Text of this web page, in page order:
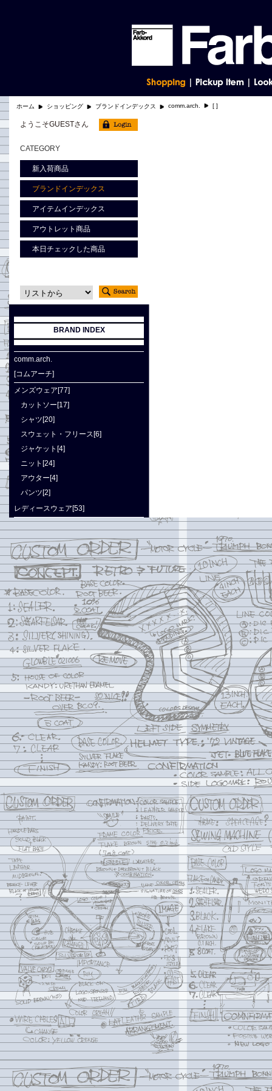
ホーム ショッピング ブランドインデックス comm.arch. [ ]
ようこそGUESTさん
CATEGORY
新入荷商品
ブランドインデックス
アイテムインデックス
アウトレット商品
本日チェックした商品
BRAND INDEX
comm.arch.
[コムアーチ]
メンズウェア[77]
カットソー[17]
シャツ[20]
スウェット・フリース[6]
ジャケット[4]
ニット[24]
アウター[4]
パンツ[2]
レディースウェア[53]